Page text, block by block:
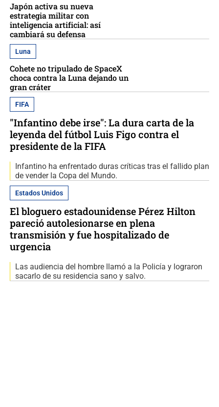
Japón activa su nueva
estrategia militar con
inteligencia artificial: así
cambiará su defensa
Luna
Cohete no tripulado de SpaceX
choca contra la Luna dejando un
gran cráter
FIFA
"Infantino debe irse": La dura carta de la
leyenda del fútbol Luis Figo contra el
presidente de la FIFA
Infantino ha enfrentado duras críticas tras el fallido plan
de vender la Copa del Mundo.
Estados Unidos
El bloguero estadounidense Pérez Hilton
pareció autolesionarse en plena
transmisión y fue hospitalizado de
urgencia
Las audiencia del hombre llamó a la Policía y lograron
sacarlo de su residencia sano y salvo.